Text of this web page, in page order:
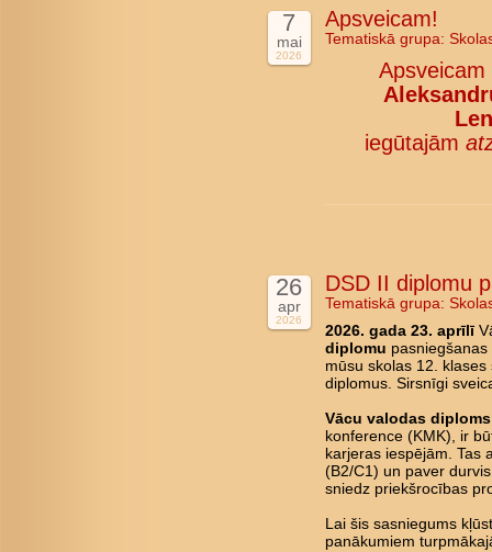
7
mai
2026
Apsveicam!
Tematiskā grupa:
Apsveicam
iegūtajām
26
apr
2026
DSD II diplomu
Tematiskā grupa:
2026. gada 23. aprīlī
diplomu
mūsu skolas 12.
diplomus. Sirsnīgi
Vācu valodas
konference (KMK), ir
karjeras iespējām. Tas
(B2/C1) un paver
sniedz priekšrocības
Lai šis sasniegums
panākumiem